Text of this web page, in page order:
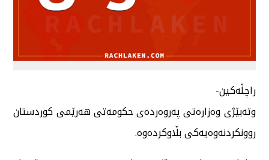
راچڵەکین-
وتەبێژی وەزارەتی پەروەردەی حکومەتی هەرێمی کوردستان
روونکردنەوەیەکی بڵاوکردەوە.